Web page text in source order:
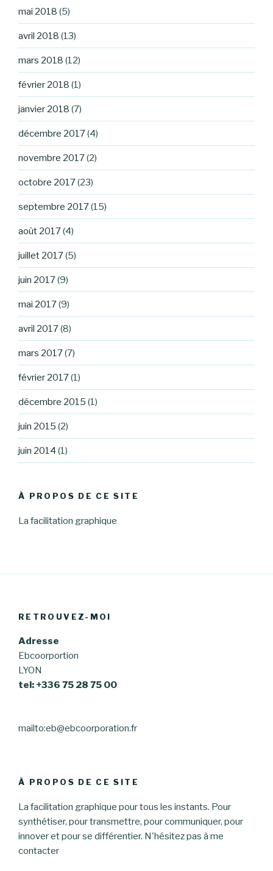
mai 2018 (5)
avril 2018 (13)
mars 2018 (12)
février 2018 (1)
janvier 2018 (7)
décembre 2017(4)
novembre 2017(2)
octobre 2017(23)
septembre 2017(15)
août 2017(4)
juillet 2017(5)
juin 2017(9)
mai 2017(9)
avril 2017(8)
mars 2017(7)
février 2017(1)
décembre 2015 (1)
juin 2015 (2)
juin 2014 (1)
À PROPOS DE CE SITE
La facilitation graphique
RETROUVEZ-MOI
Adresse
Ebcoorportion
LYON
tel: +336 75 28 75 00
mailto:eb@ebcoorporation.fr
À PROPOS DE CE SITE
La facilitation graphique pour tous les instants. Pour
synthétiser, pour transmettre, pour communiquer, pour
innover et pour se différentier. N'hésitez pas à me
contacter